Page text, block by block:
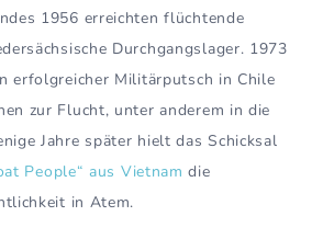
1956 erreichten flüchtende
Durchgangslager. 1973
erfolgreicher Militärputsch in Chile
zur Flucht, unter anderem in die
Jahre später hielt das Schicksal
People“ aus Vietnam die
in Atem.